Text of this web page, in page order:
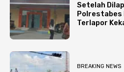
Setelah
Polrestabes
Terlapor
BREAKING NEWS